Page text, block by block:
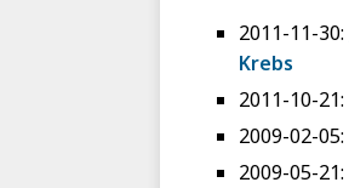
2011-11-30:
Krebs
2011-10-21:
2009-02-05:
2009-05-21: